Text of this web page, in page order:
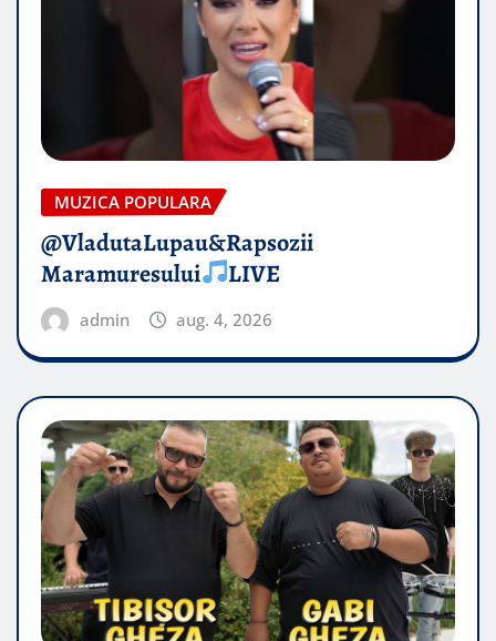
MUZICA POPULARA
@VladutaLupau&Rapsozii
Maramuresului
LIVE
admin aug. 4, 2026